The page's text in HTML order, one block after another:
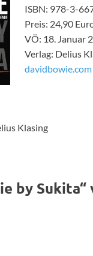
ISBN: 978-3-
Preis: 24,90
VÖ: 18. Januar
Verlag: Delius
davidbowie.com
Klasing
by